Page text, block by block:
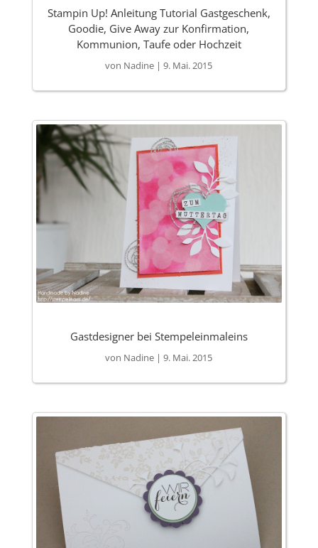
Stampin Up! Anleitung Tutorial Gastgeschenk,
Goodie, Give Away zur Konfirmation,
Kommunion, Taufe oder Hochzeit
von Nadine |9. Mai. 2015
Gastdesigner bei Stempeleinmaleins
von Nadine |9. Mai. 2015